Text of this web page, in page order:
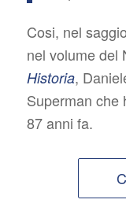
Cosi, nel
nel volume del
Historia,
Superman che
87 anni fa.